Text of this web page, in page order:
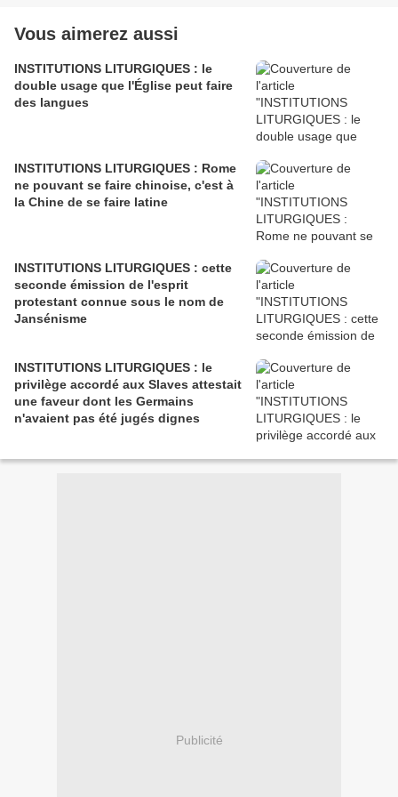
Vous aimerez aussi
INSTITUTIONS LITURGIQUES : le
double usage que l'Église peut faire
des langues
INSTITUTIONS LITURGIQUES : Rome
ne pouvant se faire chinoise, c'est à
la Chine de se faire latine
INSTITUTIONS LITURGIQUES : cette
seconde émission de l'esprit
protestant connue sous le nom de
Jansénisme
INSTITUTIONS LITURGIQUES : le
privilège accordé aux Slaves attestait
une faveur dont les Germains
n'avaient pas été jugés dignes
Publicité